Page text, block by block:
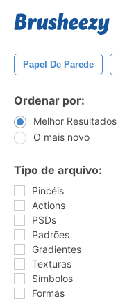
Papel De Parede
Ordenar por:
Melhor Resultados
O mais novo
Tipo de arquivo:
Pincéis
Actions
PSDs
Padrões
Gradientes
Texturas
Símbolos
Formas